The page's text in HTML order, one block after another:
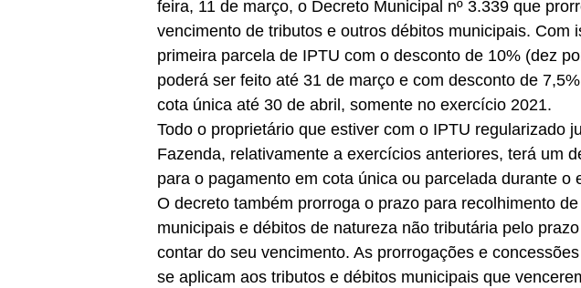
feira, 11 de março, o Decreto Municipal nº 3.339 que
vencimento de tributos e outros débitos municipais. Com
primeira parcela de IPTU com o desconto de 10% (dez
poderá ser feito até 31 de março e com desconto de
cota única até 30 de abril, somente no exercício 2021.
Todo o proprietário que estiver com o IPTU regularizado
Fazenda, relativamente a exercícios anteriores, terá um
para o pagamento em cota única ou parcelada durante o
O decreto também prorroga o prazo para recolhimento
municipais e débitos de natureza não tributária pelo
contar do seu vencimento. As prorrogações e
se aplicam aos tributos e débitos municipais que